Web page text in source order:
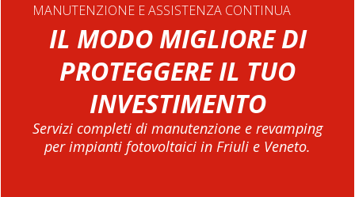
MANUTENZIONE E ASSISTENZA CONTINUA
IL MODO MIGLIORE DI
PROTEGGERE IL TUO
INVESTIMENTO
Servizi completi di manutenzione e revamping
per impianti fotovoltaici in Friuli e Veneto.